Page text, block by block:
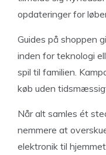
opdateringer for
Guides på shoppen
inden for teknologi
spil til familien.
køb uden
Når alt samles ét
nemmere at
elektronik til